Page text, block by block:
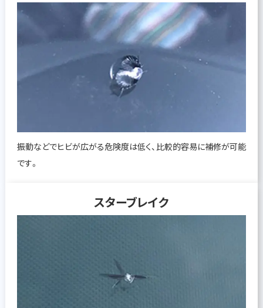
振動などでヒビが広がる危険度は低く、比較的容易に補修が可能
です。
スターブレイク